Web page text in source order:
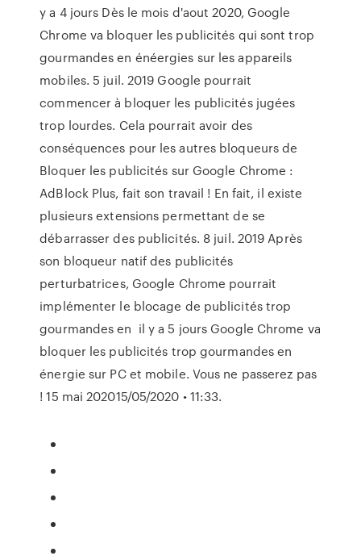
y a 4 jours Dès le mois d'aout 2020, Google
Chrome va bloquer les publicités qui sont trop
gourmandes en énéergies sur les appareils
mobiles. 5 juil. 2019 Google pourrait
commencer à bloquer les publicités jugées
trop lourdes. Cela pourrait avoir des
conséquences pour les autres bloqueurs de
Bloquer les publicités sur Google Chrome :
AdBlock Plus, fait son travail ! En fait, il existe
plusieurs extensions permettant de se
débarrasser des publicités. 8 juil. 2019 Après
son bloqueur natif des publicités
perturbatrices, Google Chrome pourrait
implémenter le blocage de publicités trop
gourmandes en il y a 5 jours Google Chrome va
bloquer les publicités trop gourmandes en
énergie sur PC et mobile. Vous ne passerez pas
! 15 mai 202015/05/2020 • 11:33.